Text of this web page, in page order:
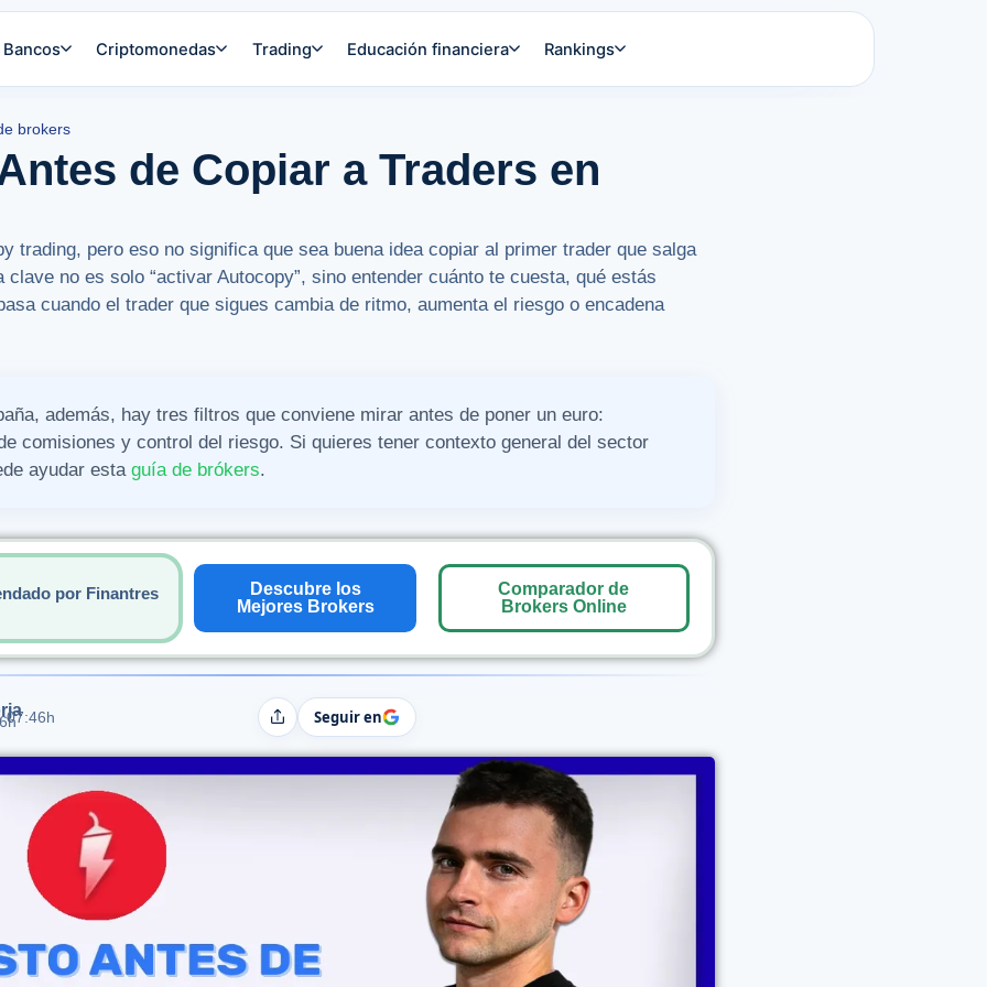
Bancos Criptomonedas Trading Educación financiera Rankings
brokers
de Copiar a Traders en
trading, pero eso no significa que sea buena idea copiar al primer trader que salga
no es solo “activar Autocopy”, sino entender cuánto te cuesta, qué estás
cuando el trader que sigues cambia de ritmo, aumenta el riesgo o encadena
además, hay tres filtros que conviene mirar antes de poner un euro:
comisiones y control del riesgo. Si quieres tener contexto general del sector
ayudar esta guía de brókers.
por Finantres
Descubre los
Mejores Brokers
Comparador de
Brokers Online
07:46h CompartirSeguir en